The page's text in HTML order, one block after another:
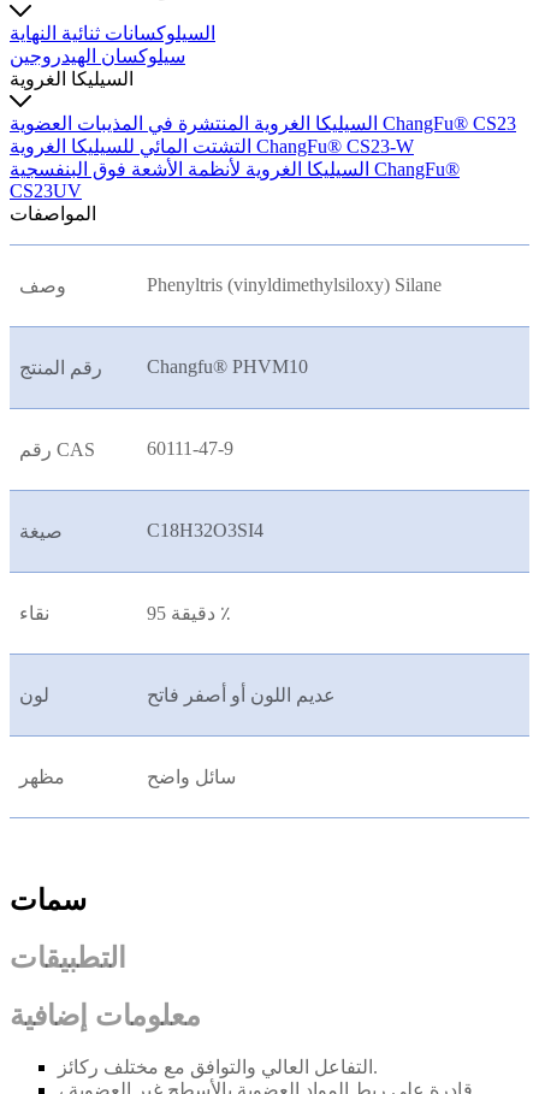
السيلوكسانات ثنائية النهاية
سيلوكسان الهيدروجين
السيليكا الغروية
السيليكا الغروية المنتشرة في المذيبات العضوية ChangFu® CS23
التشتت المائي للسيليكا الغروية ChangFu® CS23-W
السيليكا الغروية لأنظمة الأشعة فوق البنفسجية ChangFu®
CS23UV
المواصفات
وصف Phenyltris (vinyldimethylsiloxy) Silane
رقم المنتج Changfu® PHVM10
رقم CAS 60111-47-9
صيغة C18H32O3SI4
نقاء دقيقة 95 ٪
لون عديم اللون أو أصفر فاتح
مظهر سائل واضح
سمات
التطبيقات
معلومات إضافية
التفاعل العالي والتوافق مع مختلف ركائز.